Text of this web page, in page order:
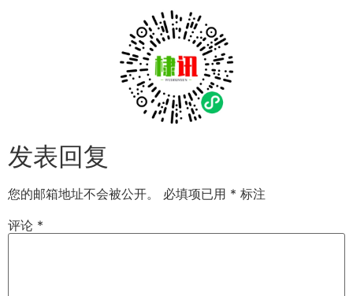
发表回复
您的邮箱地址不会被公开。 必填项已用 * 标注
评论 *